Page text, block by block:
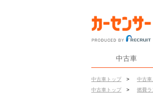
中古車
中古車トップ > 中古車
中古車トップ
> 燃費ラ